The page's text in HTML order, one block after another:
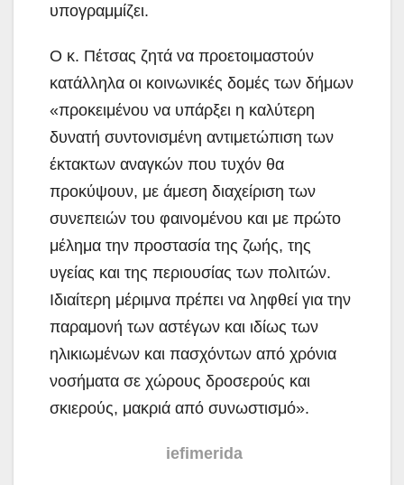
υπογραμμίζει.
Ο κ. Πέτσας ζητά να προετοιμαστούν
κατάλληλα οι κοινωνικές δομές των δήμων
«προκειμένου να υπάρξει η καλύτερη
δυνατή συντονισμένη αντιμετώπιση των
έκτακτων αναγκών που τυχόν θα
προκύψουν, με άμεση διαχείριση των
συνεπειών του φαινομένου και με πρώτο
μέλημα την προστασία της ζωής, της
υγείας και της περιουσίας των πολιτών.
Ιδιαίτερη μέριμνα πρέπει να ληφθεί για την
παραμονή των αστέγων και ιδίως των
ηλικιωμένων και πασχόντων από χρόνια
νοσήματα σε χώρους δροσερούς και
σκιερούς, μακριά από συνωστισμό».
iefimerida